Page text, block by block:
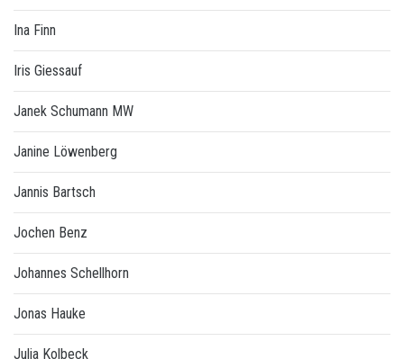
Ina Finn
Iris Giessauf
Janek Schumann MW
Janine Löwenberg
Jannis Bartsch
Jochen Benz
Johannes Schellhorn
Jonas Hauke
Julia Kolbeck